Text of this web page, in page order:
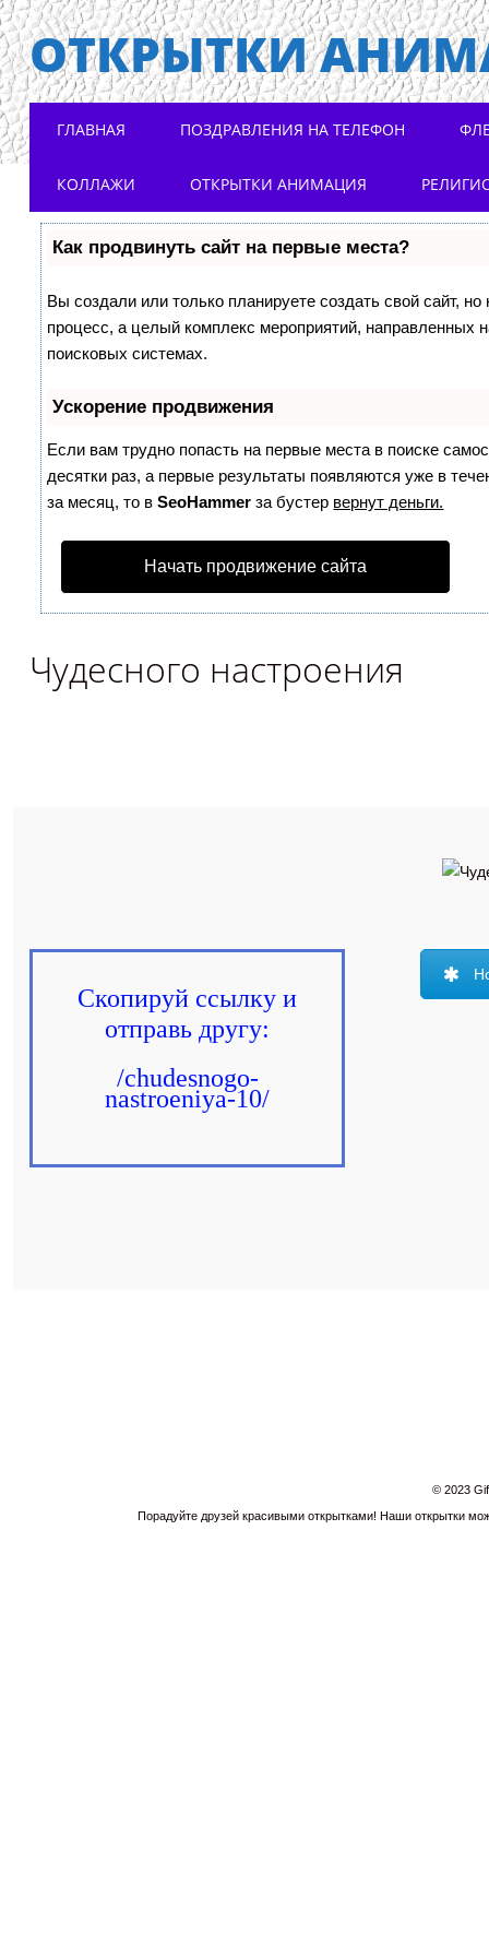
ОТКРЫТКИ
Main menu
ГЛАВНАЯ ПОЗДРАВЛЕНИЯ НА ТЕЛЕФОН
КОЛЛАЖИ ОТКРЫТКИ АНИМАЦИЯ
Как продвинуть сайт на первые места?
Вы создали или только планируете создать свой сайт,
процесс, а целый комплекс мероприятий, направленных
поисковых системах.
Ускорение продвижения
Если вам трудно попасть на первые места в поиске
десятки раз, а первые результаты появляются уже в
за месяц, то вSeoHammer за бустер вернут деньги.
Начать продвижение сайта
Чудесного настроения
Скопируй ссылку и
отправь другу:
/chudesnogo-
nastroeniya-10/
© 2023
Порадуйте друзей красивыми открытками! Наши открытки